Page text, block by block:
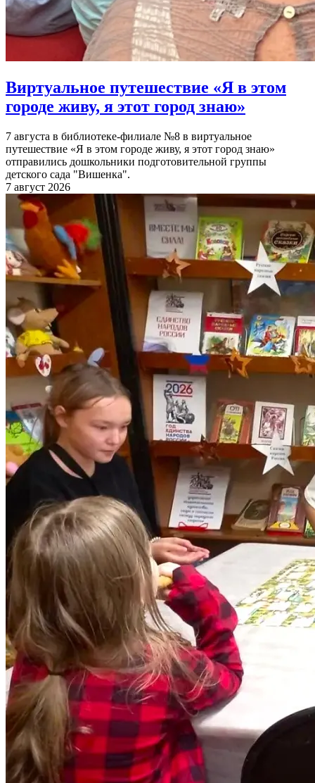
Виртуальное путешествие «Я в этом
городе живу, я этот город знаю»
7 августа в библиотеке-филиале №8 в виртуальное
путешествие «Я в этом городе живу, я этот город знаю»
отправились дошкольники подготовительной группы
детского сада "Вишенка".
7 август 2026